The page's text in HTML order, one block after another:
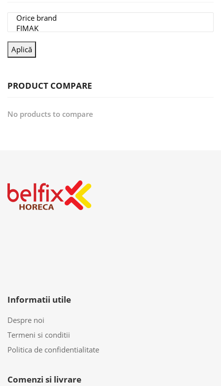
Aplică
PRODUCT COMPARE
No products to compare
Informatii utile
Despre noi
Termeni si conditii
Politica de confidentialitate
Comenzi si livrare